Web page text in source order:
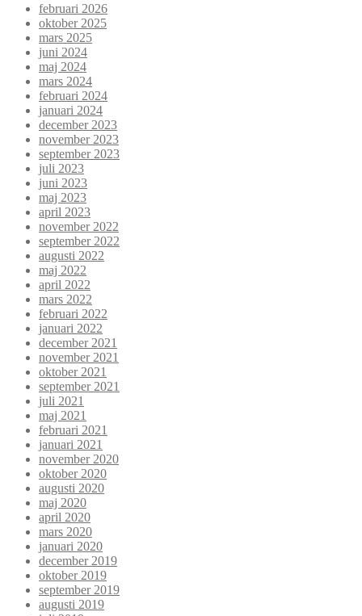
februari 2026
oktober 2025
mars 2025
juni 2024
maj 2024
mars 2024
februari 2024
januari 2024
december 2023
november 2023
september 2023
juli 2023
juni 2023
maj 2023
april 2023
november 2022
september 2022
augusti 2022
maj 2022
april 2022
mars 2022
februari 2022
januari 2022
december 2021
november 2021
oktober 2021
september 2021
juli 2021
maj 2021
februari 2021
januari 2021
november 2020
oktober 2020
augusti 2020
maj 2020
april 2020
mars 2020
januari 2020
december 2019
oktober 2019
september 2019
augusti 2019